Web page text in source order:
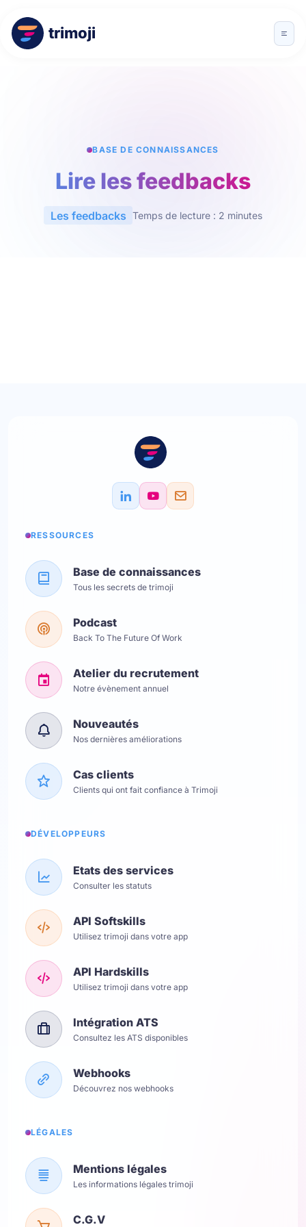
trimoji
BASE DE CONNAISSANCES
Lire les feedbacks
Les feedbacks Temps de lecture : 2 minutes
RESSOURCES
Base de connaissances
Tous les secrets de trimoji
Podcast
Back To The Future Of Work
Atelier du recrutement
Notre évènement annuel
Nouveautés
Nos dernières améliorations
Cas clients
Clients qui ont fait confiance à Trimoji
DÉVELOPPEURS
Etats des services
Consulter les statuts
API Softskills
Utilisez trimoji dans votre app
API Hardskills
Utilisez trimoji dans votre app
Intégration ATS
Consultez les ATS disponibles
Webhooks
Découvrez nos webhooks
LÉGALES
Mentions légales
Les informations légales trimoji
C.G.V